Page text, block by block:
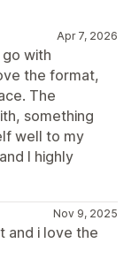
Apr 7, 2026
with
the format,
The
something
well to my
I highly
Nov 9, 2025
and i love the